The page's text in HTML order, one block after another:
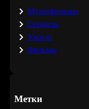
Мультфильмы
Сериалы
Ужасы
Фильмы
Метки